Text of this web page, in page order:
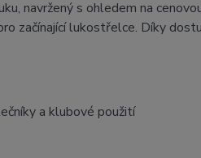
navržený s ohledem na
začínající lukostřelce. Díky
a klubové použití